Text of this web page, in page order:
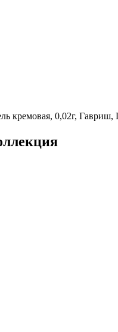
кремовая, 0,02г, Гавриш,